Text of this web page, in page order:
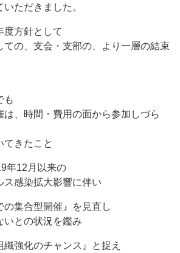
ただきました。
方針として
の、支会・支部の、より一層の結束
も
、時間・費用の面から参加しづら
きたこと
年12月以来の
感染拡大影響に伴い
集合型開催』を見直し
との状況を鑑み
強化のチャンス』と捉え